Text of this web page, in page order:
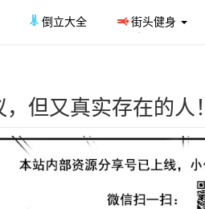
倒立大全 街头健身
但又真实存在的人！